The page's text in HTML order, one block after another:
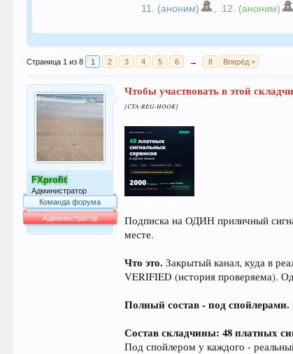
11. (аноним)
12. (аноним)
Страница 1 из 8 1 2 3 4 5 6 → 8 Вперёд >
FXprofit
Администратор
Команда форума
Администратор
Чтобы участвовать в этой
[CTA-REG-HOOK]
Подписка на ОДИН приличный
месте.
Что это. Закрытый канал, куда в
VERIFIED (история проверяема).
Полный состав - под
Состав складчины: 48 платных
Под спойлером у каждого -